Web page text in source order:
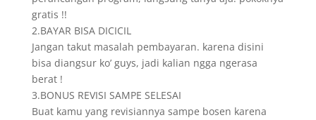
gratis !!
2.BAYAR BISA DICICIL
Jangan takut masalah pembayaran. karena disini
bisa diangsur ko’ guys, jadi kalian ngga ngerasa
berat !
3.BONUS REVISI SAMPE SELESAI
Buat kamu yang revisiannya sampe bosen karena